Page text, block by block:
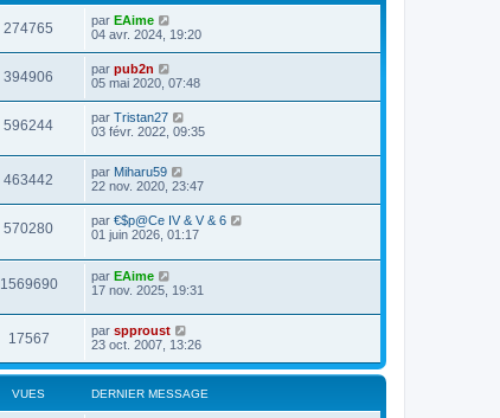
274765 par EAime
04 avr. 2024, 19:20
394906 par pub2n
05 mai 2020, 07:48
596244 par Tristan27
03 févr. 2022, 09:35
463442 par Miharu59
22 nov. 2020, 23:47
570280 par €$p@Ce IV & V & 6
01 juin 2026, 01:17
1569690 par EAime
17 nov. 2025, 19:31
17567 par spproust
23 oct. 2007, 13:26
VUES DERNIER MESSAGE